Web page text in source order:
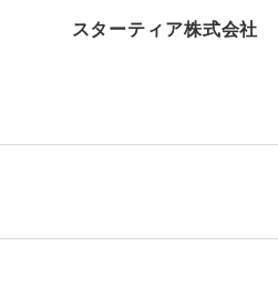
スターティア株式会社